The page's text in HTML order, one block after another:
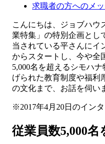
求職者の方へのメ
こんにちは、ジョブハウ
業特集」の特別企画とし
当されている平さんにイ
からスタートし、今や全
5,000名を超えるシモハ
げられた教育制度や福利
の文化まで、お話を伺い
※2017年4月20日のイン
従業員数5,000